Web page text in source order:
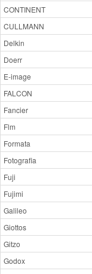
CONTINENT
CULLMANN
Delkin
Doerr
E-image
FALCON
Fancier
Flm
Formata
Fotografia
Fuji
Fujimi
Galileo
Giottos
Gitzo
Godox